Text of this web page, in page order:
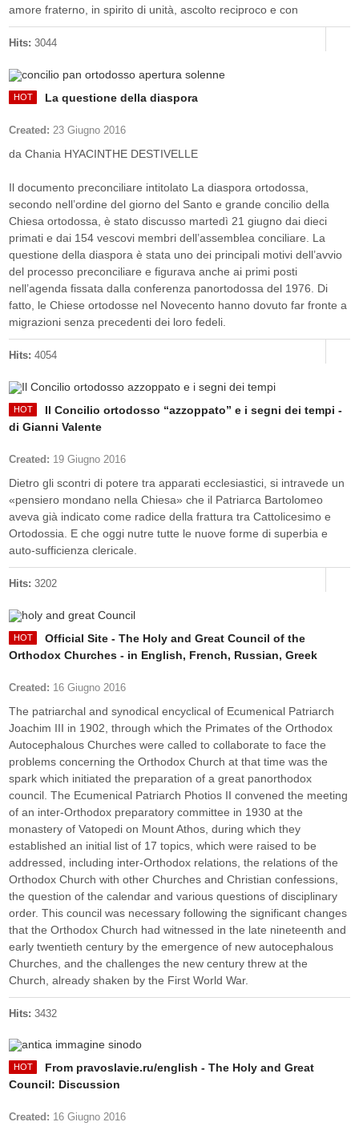
amore fraterno, in spirito di unità, ascolto reciproco e con
Hits: 3044
La questione della diaspora
Created: 23 Giugno 2016
da Chania HYACINTHE DESTIVELLE
Il documento preconciliare intitolato La diaspora ortodossa,
secondo nell’ordine del giorno del Santo e grande concilio della
Chiesa ortodossa, è stato discusso martedì 21 giugno dai dieci
primati e dai 154 vescovi membri dell’assemblea conciliare. La
questione della diaspora è stata uno dei principali motivi dell’avvio
del processo preconciliare e figurava anche ai primi posti
nell’agenda fissata dalla conferenza panortodossa del 1976. Di
fatto, le Chiese ortodosse nel Novecento hanno dovuto far fronte a
migrazioni senza precedenti dei loro fedeli.
Hits: 4054
Il Concilio ortodosso “azzoppato” e i segni dei tempi -
di Gianni Valente
Created: 19 Giugno 2016
Dietro gli scontri di potere tra apparati ecclesiastici, si intravede un
«pensiero mondano nella Chiesa» che il Patriarca Bartolomeo
aveva già indicato come radice della frattura tra Cattolicesimo e
Ortodossia. E che oggi nutre tutte le nuove forme di superbia e
auto-sufficienza clericale.
Hits: 3202
Official Site - The Holy and Great Council of the
Orthodox Churches - in English, French, Russian, Greek
Created: 16 Giugno 2016
The patriarchal and synodical encyclical of Ecumenical Patriarch
Joachim III in 1902, through which the Primates of the Orthodox
Autocephalous Churches were called to collaborate to face the
problems concerning the Orthodox Church at that time was the
spark which initiated the preparation of a great panorthodox
council. The Ecumenical Patriarch Photios II convened the meeting
of an inter-Orthodox preparatory committee in 1930 at the
monastery of Vatopedi on Mount Athos, during which they
established an initial list of 17 topics, which were raised to be
addressed, including inter-Orthodox relations, the relations of the
Orthodox Church with other Churches and Christian confessions,
the question of the calendar and various questions of disciplinary
order. This council was necessary following the significant changes
that the Orthodox Church had witnessed in the late nineteenth and
early twentieth century by the emergence of new autocephalous
Churches, and the challenges the new century threw at the
Church, already shaken by the First World War.
Hits: 3432
From pravoslavie.ru/english - The Holy and Great
Council: Discussion
Created: 16 Giugno 2016